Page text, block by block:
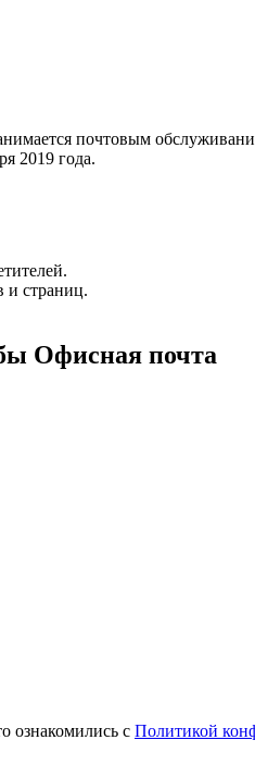
почтовым
2019 года.
и страниц.
Офисная почта
ознакомились с Политикой